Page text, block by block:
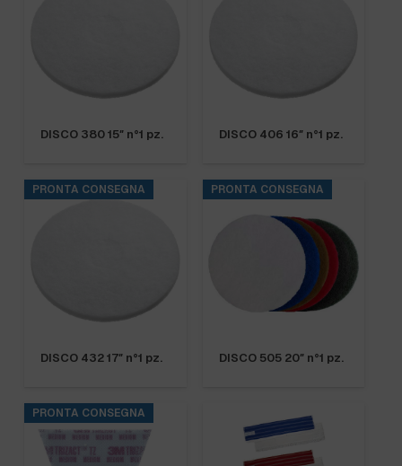
DISCO 380 15″ n°1 pz. DISCO 406 16″ n°1 pz.
PRONTA CONSEGNA
DISCO 432 17″ n°1 pz.
PRONTA CONSEGNA
DISCO 505 20″ n°1 pz.
PRONTA CONSEGNA